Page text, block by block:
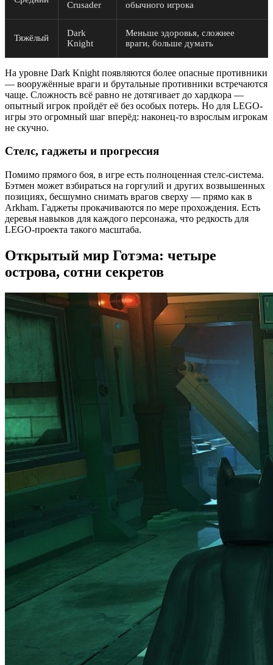
Crusader
обычного игрока
Тяжёлый
Dark
Knight
Меньше здоровья, сложнее
враги, больше думать
На уровне Dark Knight появляются более опасные противники
— вооружённые враги и брутальные противники встречаются
чаще. Сложность всё равно не дотягивает до хардкора —
опытный игрок пройдёт её без особых потерь. Но для LEGO-
игры это огромный шаг вперёд: наконец-то взрослым игрокам
не скучно.
Стелс, гаджеты и прогрессия
Помимо прямого боя, в игре есть полноценная стелс-система.
Бэтмен может взбираться на горгулий и других возвышенных
позициях, бесшумно снимать врагов сверху — прямо как в
Arkham. Гаджеты прокачиваются по мере прохождения. Есть
деревья навыков для каждого персонажа, что редкость для
LEGO-проекта такого масштаба.
Открытый мир Готэма: четыре
острова, сотни секретов